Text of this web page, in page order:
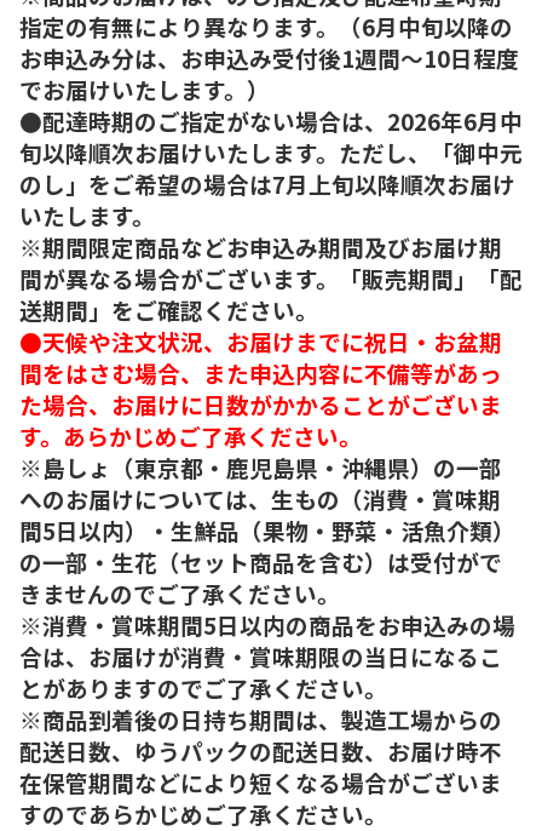
指定の有無により異なります。（6月中旬以降の
お申込み分は、お申込み受付後1週間～10日程度
でお届けいたします。）
●配達時期のご指定がない場合は、2026年6月中
旬以降順次お届けいたします。ただし、「御中元
のし」をご希望の場合は7月上旬以降順次お届け
いたします。
※期間限定商品などお申込み期間及びお届け期
間が異なる場合がございます。「販売期間」「配
送期間」をご確認ください。
●天候や注文状況、お届けまでに祝日・お盆期
間をはさむ場合、また申込内容に不備等があっ
た場合、お届けに日数がかかることがございま
す。あらかじめご了承ください。
※島しょ（東京都・鹿児島県・沖縄県）の一部
へのお届けについては、生もの（消費・賞味期
間5日以内）・生鮮品（果物・野菜・活魚介類）
の一部・生花（セット商品を含む）は受付がで
きませんのでご了承ください。
※消費・賞味期間5日以内の商品をお申込みの場
合は、お届けが消費・賞味期限の当日になるこ
とがありますのでご了承ください。
※商品到着後の日持ち期間は、製造工場からの
配送日数、ゆうパックの配送日数、お届け時不
在保管期間などにより短くなる場合がございま
すのであらかじめご了承ください。